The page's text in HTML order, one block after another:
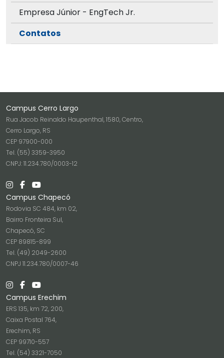
Empresa Júnior - EngTech Jr.
Contatos
Campus Cerro Largo
Rua Jacob Reinaldo Haupenthal, 1580, Centro,
Cerro Largo, RS
CEP 97900-000
Tel. (55) 3359-3950
CNPJ: 11.234.780/0003-12
Campus Chapecó
Rodovia SC 484, km 02,
Bairro Fronteira Sul,
Chapecó, SC
CEP 89815-899
Tel. (49) 2049-2600
CNPJ 11.234.780/0007-46
Campus Erechim
ERS 135, km 72, 200,
Caixa Postal 764,
Erechim, RS
CEP 99710-557
Tel. (54) 3321-7050